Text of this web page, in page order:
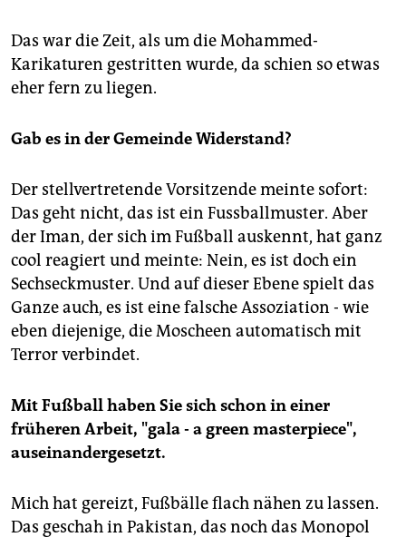
Das war die Zeit, als um die Mohammed-
Karikaturen gestritten wurde, da schien so etwas
eher fern zu liegen.
Gab es in der Gemeinde Widerstand?
Der stellvertretende Vorsitzende meinte sofort:
Das geht nicht, das ist ein Fussballmuster. Aber
der Iman, der sich im Fußball auskennt, hat ganz
cool reagiert und meinte: Nein, es ist doch ein
Sechseckmuster. Und auf dieser Ebene spielt das
Ganze auch, es ist eine falsche Assoziation - wie
eben diejenige, die Moscheen automatisch mit
Terror verbindet.
Mit Fußball haben Sie sich schon in einer
früheren Arbeit, "gala - a green masterpiece",
auseinandergesetzt.
Mich hat gereizt, Fußbälle flach nähen zu lassen.
Das geschah in Pakistan, das noch das Monopol